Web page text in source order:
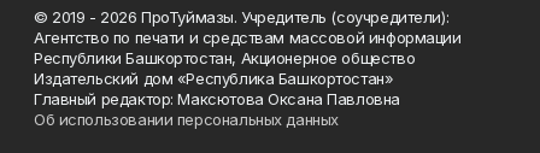
© 2019 - 2026 ПроТуймазы. Учредитель (соучредители):
Агентство по печати и средствам массовой информации
Республики Башкортостан, Акционерное общество
Издательский дом «Республика Башкортостан»
Главный редактор: Максютова Оксана Павловна
Об использовании персональных данных